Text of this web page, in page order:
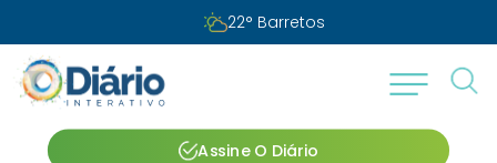
22° Barretos
Assine O Diário